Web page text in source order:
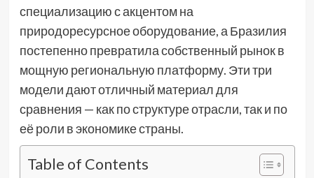
специализацию с акцентом на
природоресурсное оборудование, а Бразилия
постепенно превратила собственный рынок в
мощную региональную платформу. Эти три
модели дают отличный материал для
сравнения — как по структуре отрасли, так и по
её роли в экономике страны.
Table of Contents